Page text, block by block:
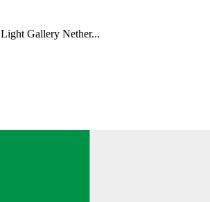
Light Gallery Nether...